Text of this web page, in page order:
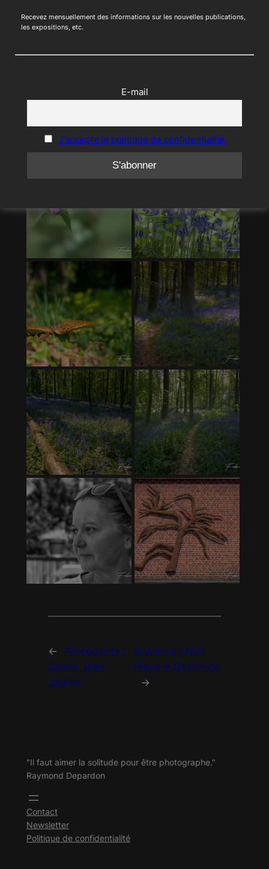
←
Précédente :
Citons Jean
Jaurès
Suivante : Nuit
bleue à Oostende
→
"Il faut aimer la solitude pour être photographe."
Raymond Depardon
Contact
Newsletter
Politique de confidentialité
Recevez mensuellement des informations sur les nouvelles publications,
les expositions, etc.
E-mail
J'accepte la politique de confidentialité.
Ceci fermera dans11secondes